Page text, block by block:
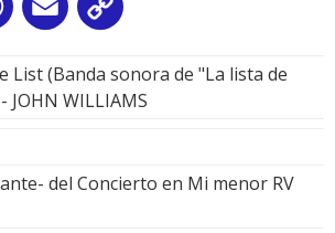
WhatsApp
Email
List (Banda sonora de "La lista de
JOHN WILLIAMS
del Concierto en Mi menor RV